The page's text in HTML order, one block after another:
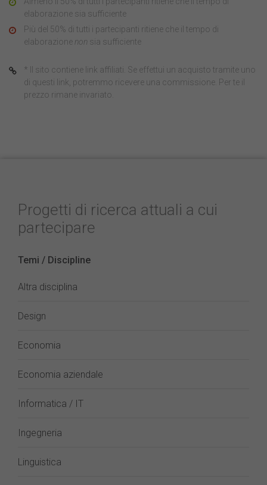
elaborazione sia sufficiente
Più del 50% di tutti i partecipanti ritiene che il tempo di
elaborazione non sia sufficiente
* Il sito contiene link affiliati. Se effettui un acquisto tramite uno
di questi link, potremmo ricevere una commissione. Per te il
prezzo rimane invariato.
Progetti di ricerca attuali a cui
partecipare
Temi / Discipline
Altra disciplina
Design
Economia
Economia aziendale
Informatica / IT
Ingegneria
Linguistica